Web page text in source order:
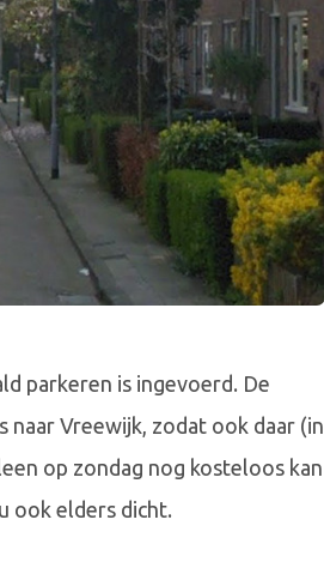
parkeren is ingevoerd. De
Vreewijk, zodat ook daar (in
op zondag nog kosteloos kan
ook elders dicht.